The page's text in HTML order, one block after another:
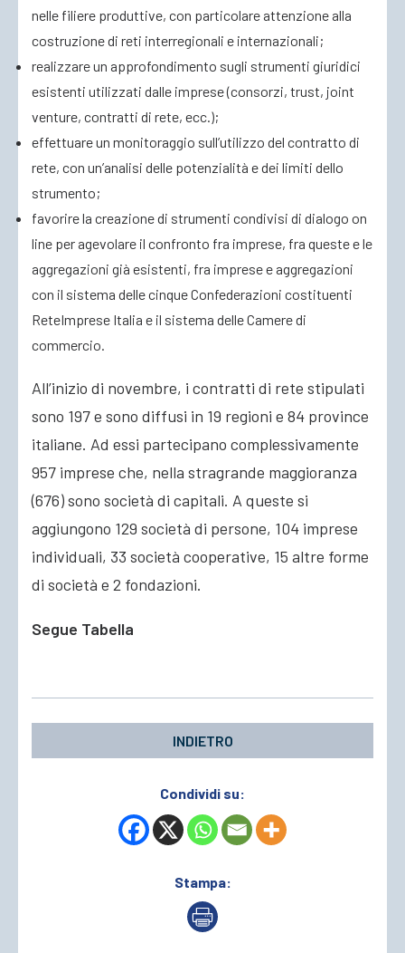
nelle filiere produttive, con particolare attenzione alla
costruzione di reti interregionali e internazionali;
realizzare un approfondimento sugli strumenti giuridici
esistenti utilizzati dalle imprese (consorzi, trust, joint
venture, contratti di rete, ecc.);
effettuare un monitoraggio sull’utilizzo del contratto di
rete, con un’analisi delle potenzialità e dei limiti dello
strumento;
favorire la creazione di strumenti condivisi di dialogo on
line per agevolare il confronto fra imprese, fra queste e le
aggregazioni già esistenti, fra imprese e aggregazioni
con il sistema delle cinque Confederazioni costituenti
ReteImprese Italia e il sistema delle Camere di
commercio.
All’inizio di novembre, i contratti di rete stipulati
sono 197 e sono diffusi in 19 regioni e 84 province
italiane. Ad essi partecipano complessivamente
957 imprese che, nella stragrande maggioranza
(676) sono società di capitali. A queste si
aggiungono 129 società di persone, 104 imprese
individuali, 33 società cooperative, 15 altre forme
di società e 2 fondazioni.
Segue Tabella
INDIETRO
Condividi su:
Stampa: